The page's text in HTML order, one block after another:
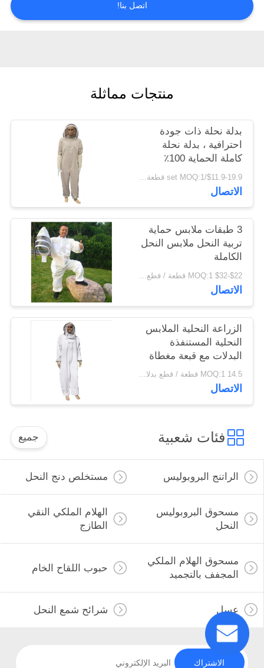
اطلب
PRIVACY
POLICY
اتصل بنا!
منتجات مماثلة
بدلة نحلة ذات جودة
احترافية ، بدلة نحلة
كاملة الحماية 100٪
القطن نحلة الحفاظ على
بدلة تنفسية
$11.9-19.9/set MOQ:1 قطعة / قطع بدلات النحل أوامر عينة متاحة لك (الحد الأدنى للطلب)
الاتصال
3 طبقات ملابس حماية
تربية النحل ملابس النحل
الكاملة
$22-$32 MOQ:1 قطعة / قطع بدلات النحل أوامر عينة متاحة لك (الحد الأدنى للطلب)
الاتصال
الزراعة النحلية الملابس
النحلية المستنفذة
البدلات مع قبعة مغطاة
الحجاب الزراعة النحلية
أداة الحفاظ على
المعدات
14.5 MOQ:1 قطعة / قطع بدلات النحل أوامر عينة متاحة لك (الحد الأدنى للطلب)
الاتصال
فئات شعبية جميع
الراتنج البروبوليس مستخلص دنج النحل
مسحوق البروبوليس
النحل
الهلام الملكي النقي
الطازج
مسحوق الهلام الملكي
المجفف بالتجميد
حبوب اللقاح الخام
عسل شرائح شمع النحل
الاشتراك